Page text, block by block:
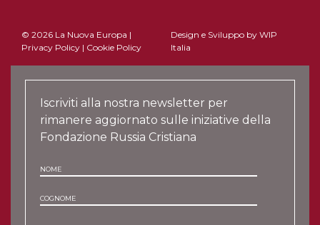
© 2026 La Nuova Europa |
Privacy Policy | Cookie Policy
Design e Sviluppo by WIP
Italia
Iscriviti alla nostra newsletter per
rimanere aggiornato sulle iniziative della
Fondazione Russia Cristiana
NOME
COGNOME